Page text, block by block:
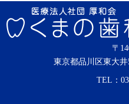
〒
東京都品川区東大
TEL：